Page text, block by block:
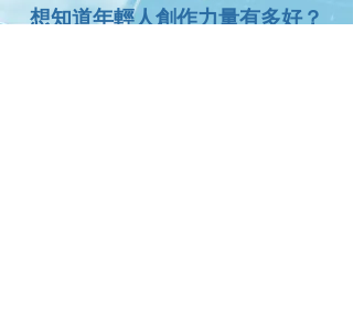
想知道年輕人創作力量有多好？